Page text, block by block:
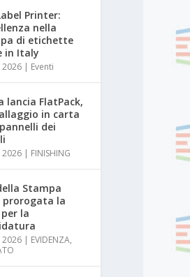
Printer:
nella
di etichette
in Italy
2026 | Eventi
lancia FlatPack,
in carta
dei
2026 | FINISHING
Stampa
prorogata la
la
2026 | EVIDENZA,